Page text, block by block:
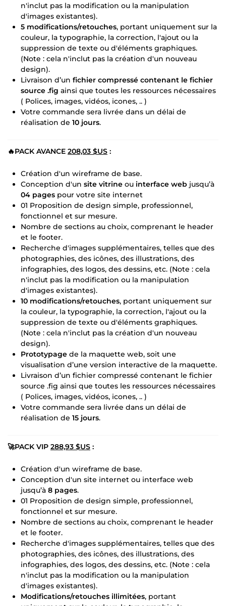
n'inclut pas la modification ou la manipulation
d'images existantes).
5 modifications/retouches, portant uniquement sur la
couleur, la typographie, la correction, l'ajout ou la
suppression de texte ou d'éléments graphiques.
(Note : cela n'inclut pas la création d'un nouveau
design).
Livraison d’un fichier compressé contenant le fichier
source .fig ainsi que toutes les ressources nécessaires
( Polices, images, vidéos, icones, .. )
Votre commande sera livrée dans un délai de
réalisation de 10 jours.
🔥PACK AVANCE 208,03 $US :
Création d'un wireframe de base.
Conception d'un site vitrine ou interface web jusqu’à
04 pages pour votre site internet
01 Proposition de design simple, professionnel,
fonctionnel et sur mesure.
Nombre de sections au choix, comprenant le header
et le footer.
Recherche d'images supplémentaires, telles que des
photographies, des icônes, des illustrations, des
infographies, des logos, des dessins, etc. (Note : cela
n'inclut pas la modification ou la manipulation
d'images existantes).
10 modifications/retouches, portant uniquement sur
la couleur, la typographie, la correction, l'ajout ou la
suppression de texte ou d'éléments graphiques.
(Note : cela n'inclut pas la création d'un nouveau
design).
Prototypage de la maquette web, soit une
visualisation d’une version interactive de la maquette.
Livraison d’un fichier compressé contenant le fichier
source .fig ainsi que toutes les ressources nécessaires
( Polices, images, vidéos, icones, .. )
Votre commande sera livrée dans un délai de
réalisation de 15 jours.
🚀PACK VIP 288,93 $US :
Création d'un wireframe de base.
Conception d'un site internet ou interface web
jusqu’à 8 pages.
01 Proposition de design simple, professionnel,
fonctionnel et sur mesure.
Nombre de sections au choix, comprenant le header
et le footer.
Recherche d'images supplémentaires, telles que des
photographies, des icônes, des illustrations, des
infographies, des logos, des dessins, etc. (Note : cela
n'inclut pas la modification ou la manipulation
d'images existantes).
Modifications/retouches illimitées, portant